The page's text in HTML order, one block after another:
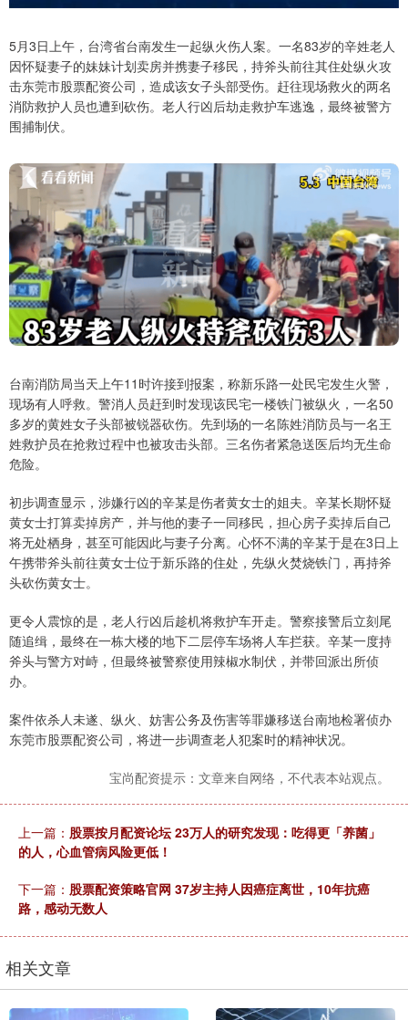
5月3日上午，台湾省台南发生一起纵火伤人案。一名83岁的辛姓老人
因怀疑妻子的妹妹计划卖房并携妻子移民，持斧头前往其住处纵火攻
击东莞市股票配资公司，造成该女子头部受伤。赶往现场救火的两名
消防救护人员也遭到砍伤。老人行凶后劫走救护车逃逸，最终被警方
围捕制伏。
台南消防局当天上午11时许接到报案，称新乐路一处民宅发生火警，
现场有人呼救。警消人员赶到时发现该民宅一楼铁门被纵火，一名50
多岁的黄姓女子头部被锐器砍伤。先到场的一名陈姓消防员与一名王
姓救护员在抢救过程中也被攻击头部。三名伤者紧急送医后均无生命
危险。
初步调查显示，涉嫌行凶的辛某是伤者黄女士的姐夫。辛某长期怀疑
黄女士打算卖掉房产，并与他的妻子一同移民，担心房子卖掉后自己
将无处栖身，甚至可能因此与妻子分离。心怀不满的辛某于是在3日上
午携带斧头前往黄女士位于新乐路的住处，先纵火焚烧铁门，再持斧
头砍伤黄女士。
更令人震惊的是，老人行凶后趁机将救护车开走。警察接警后立刻尾
随追缉，最终在一栋大楼的地下二层停车场将人车拦获。辛某一度持
斧头与警方对峙，但最终被警察使用辣椒水制伏，并带回派出所侦
办。
案件依杀人未遂、纵火、妨害公务及伤害等罪嫌移送台南地检署侦办
东莞市股票配资公司，将进一步调查老人犯案时的精神状况。
宝尚配资提示：文章来自网络，不代表本站观点。
上一篇： 股票按月配资论坛 23万人的研究发现：吃得更「养菌」
的人，心血管病风险更低！
下一篇： 股票配资策略官网 37岁主持人因癌症离世，10年抗癌
路，感动无数人
相关文章